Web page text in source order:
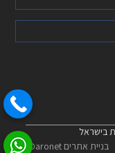
בניית אתרים Daronet